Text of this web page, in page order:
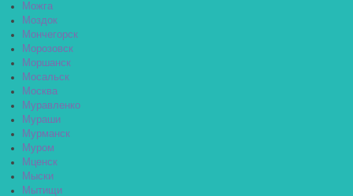
Можга
Моздок
Мончегорск
Морозовск
Моршанск
Мосальск
Москва
Муравленко
Мураши
Мурманск
Муром
Мценск
Мыски
Мытищи